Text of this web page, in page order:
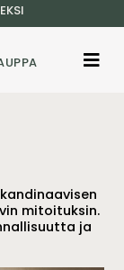
mitoituksin.
ja